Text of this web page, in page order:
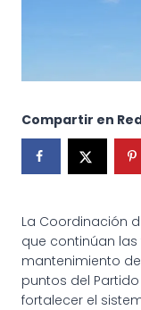
Compartir en
La Coordinación
que continúan
mantenimiento
puntos del
fortalecer el